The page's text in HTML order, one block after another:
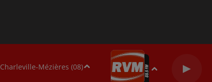
Charleville-Mézières (08)